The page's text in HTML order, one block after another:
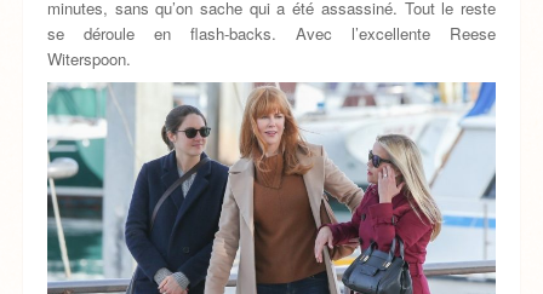
minutes, sans qu’on sache qui a été assassiné. Tout le reste
se déroule en flash-backs. Avec l’excellente Reese
Witerspoon.